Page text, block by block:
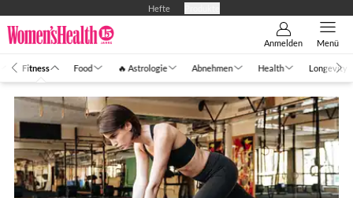
Hefte
Anmelden Menü
Fitness Food 🔥 Astrologie Abnehmen Health Longevity